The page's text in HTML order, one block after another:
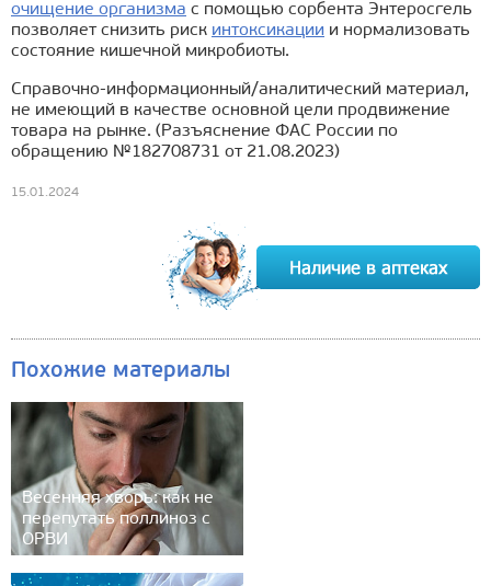
очищение организма с помощью сорбента Энтеросгель
позволяет снизить риск интоксикации и нормализовать
состояние кишечной микробиоты.
Справочно-информационный/аналитический материал,
не имеющий в качестве основной цели продвижение
товара на рынке. (Разъяснение ФАС России по
обращению №182708731 от 21.08.2023)
15.01.2024
Похожие материалы
Весенняя хворь: как не
перепутать поллиноз с
ОРВИ